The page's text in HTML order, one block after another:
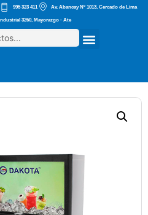
995 323 411 Av. Abancay Nº 1013, Cercado de Lima
3260, Mayorazgo - Ate